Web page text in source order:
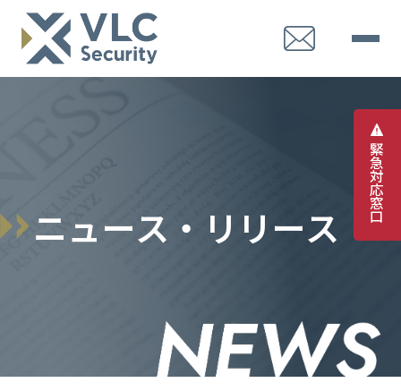
緊
急
対
応
窓
口
ニュース ・ リ リ ース